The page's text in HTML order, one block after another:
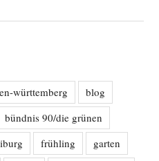
württemberg
blog
bündnis 90/die grünen
frühling
garten